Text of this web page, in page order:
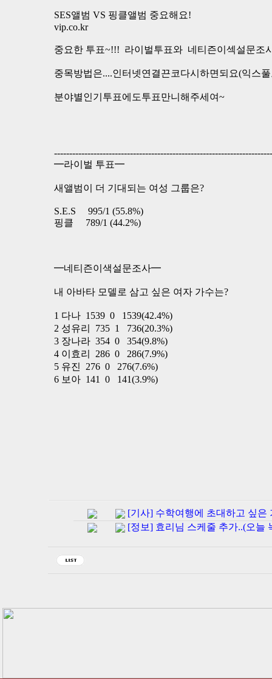
SES앨범 VS 핑클앨범 중요해요!
vip.co.kr
중요한 투표~!!! 라이벌투표와 네티즌이섹설문조
중목방법은....인터넷연결끈코다시하면되요(익스
분야별인기투표에도투표만니해주세여~
━라이벌 투표━
새앨범이 더 기대되는 여성 그룹은?
S.E.S 995/1 (55.8%)
핑클 789/1 (44.2%)
━네티즌이색설문조사━
내 아바타 모델로 삼고 싶은 여자 가수는?
1 다나 1539 0 1539(42.4%)
2 성유리 735 1 736(20.3%)
3 장나라 354 0 354(9.8%)
4 이효리 286 0 286(7.9%)
5 유진 276 0 276(7.6%)
6 보아 141 0 141(3.9%)
[기사] 수학여행에 초대하고 싶은
[정보] 효리님 스케줄 추가..(오늘